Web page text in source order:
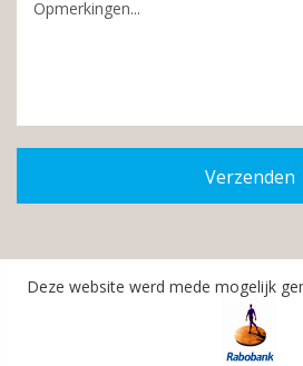
Verzenden
Deze website werd mede mogelijk